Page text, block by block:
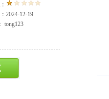
：
：2024-12-19
： tong123